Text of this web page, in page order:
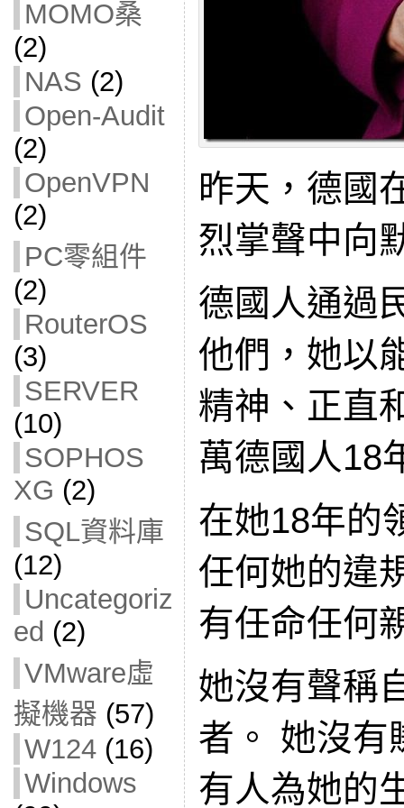
MOMO桑
(2)
NAS (2)
Open-Audit
(2)
OpenVPN
(2)
PC零組件
(2)
RouterOS
(3)
SERVER
(10)
SOPHOS
XG (2)
SQL資料庫
(12)
Uncategoriz
ed (2)
VMware虛
擬機器 (57)
W124(16)
Windows
昨天，德國
烈掌聲中向
德國人通過
他們，她以
精神、正直
萬德國人18
在她18年的
任何她的違
有任命任何
她沒有聲稱
者。 她沒有
有人為她的